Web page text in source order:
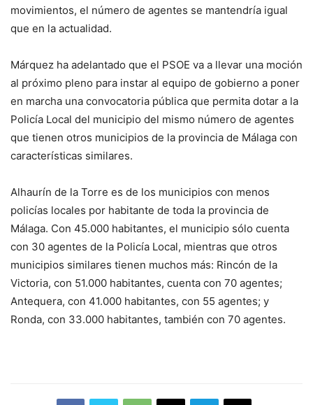
movimientos, el número de agentes se mantendría igual
que en la actualidad.
Márquez ha adelantado que el PSOE va a llevar una moción
al próximo pleno para instar al equipo de gobierno a poner
en marcha una convocatoria pública que permita dotar a la
Policía Local del municipio del mismo número de agentes
que tienen otros municipios de la provincia de Málaga con
características similares.
Alhaurín de la Torre es de los municipios con menos
policías locales por habitante de toda la provincia de
Málaga. Con 45.000 habitantes, el municipio sólo cuenta
con 30 agentes de la Policía Local, mientras que otros
municipios similares tienen muchos más: Rincón de la
Victoria, con 51.000 habitantes, cuenta con 70 agentes;
Antequera, con 41.000 habitantes, con 55 agentes; y
Ronda, con 33.000 habitantes, también con 70 agentes.